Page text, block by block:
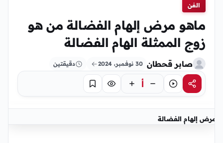
الفن
ماهو مرض إلهام الفضالة من هو
زوج الممثلة الهام الفضالة
صابر قحطان 30 نوفمبر، 2024 دقيقتين
مشاركةاستماع أ تركيز حفظ
مرض إلهام الفضالة